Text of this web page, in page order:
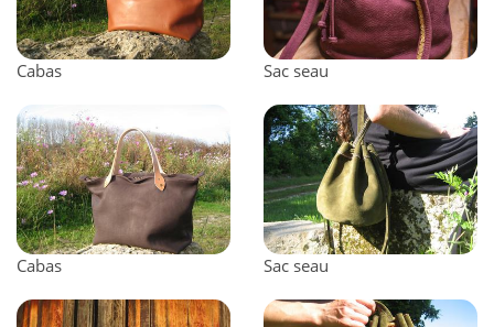
Cabas Sac seau
Cabas Sac seau